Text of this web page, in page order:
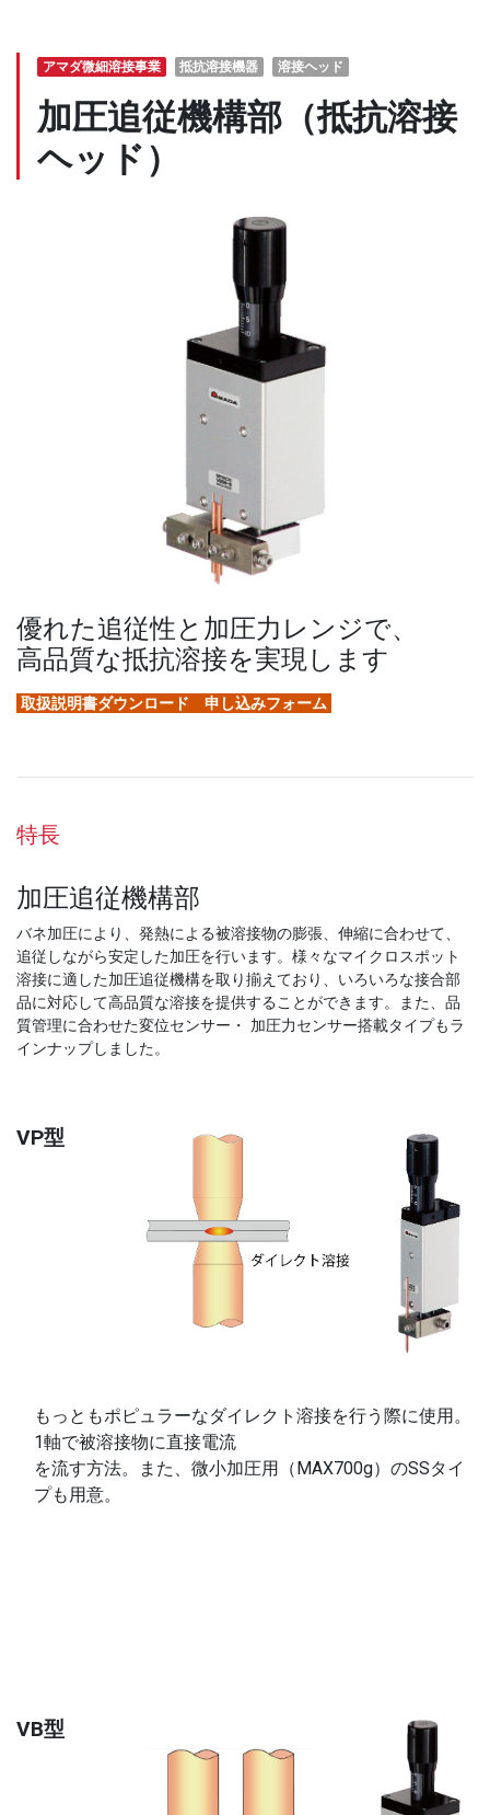
アマダ微細溶接事業 抵抗溶接機器 溶接ヘッド
加圧追従機構部（抵抗溶接
ヘッド）
優れた追従性と加圧力レンジで、
高品質な抵抗溶接を実現します
取扱説明書ダウンロード 申し込みフォーム
特長
加圧追従機構部
バネ加圧により、発熱による被溶接物の膨張、伸縮に合わせて、
追従しながら安定した加圧を行います。様々なマイクロスポット
溶接に適した加圧追従機構を取り揃えており、いろいろな接合部
品に対応して高品質な溶接を提供することができます。また、品
質管理に合わせた変位センサー・ 加圧力センサー搭載タイプもラ
インナップしました。
VP型
もっともポピュラーなダイレクト溶接を行う際に使用。
1軸で被溶接物に直接電流
を流す方法。また、微小加圧用（MAX700g）のSSタイ
プも用意。
VB型